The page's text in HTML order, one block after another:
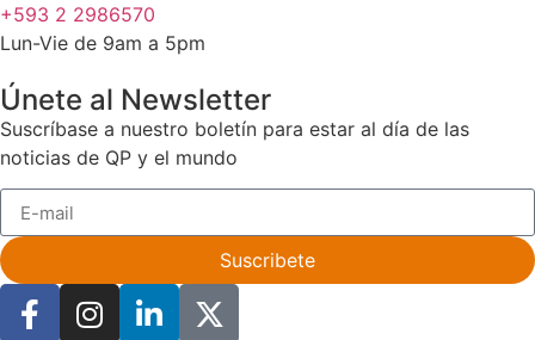
+593 2 2986570
Lun-Vie de 9am a 5pm
Únete al Newsletter
Suscríbase a nuestro boletín para estar al día de las
noticias de QP y el mundo
Suscribete